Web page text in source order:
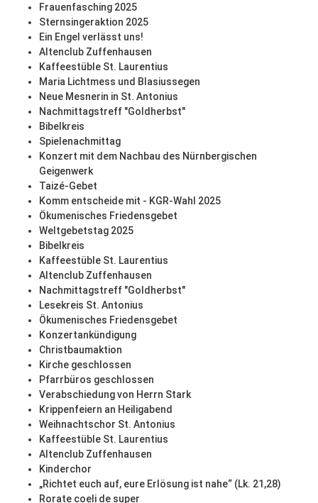
Frauenfasching 2025
Sternsingeraktion 2025
Ein Engel verlässt uns!
Altenclub Zuffenhausen
Kaffeestüble St. Laurentius
Maria Lichtmess und Blasiussegen
Neue Mesnerin in St. Antonius
Nachmittagstreff "Goldherbst"
Bibelkreis
Spielenachmittag
Konzert mit dem Nachbau des Nürnbergischen
Geigenwerk
Taizé-Gebet
Komm entscheide mit - KGR-Wahl 2025
Ökumenisches Friedensgebet
Weltgebetstag 2025
Bibelkreis
Kaffeestüble St. Laurentius
Altenclub Zuffenhausen
Nachmittagstreff "Goldherbst"
Lesekreis St. Antonius
Ökumenisches Friedensgebet
Konzertankündigung
Christbaumaktion
Kirche geschlossen
Pfarrbüros geschlossen
Verabschiedung von Herrn Stark
Krippenfeiern an Heiligabend
Weihnachtschor St. Antonius
Kaffeestüble St. Laurentius
Altenclub Zuffenhausen
Kinderchor
„Richtet euch auf, eure Erlösung ist nahe“ (Lk. 21,28)
Rorate coeli de super